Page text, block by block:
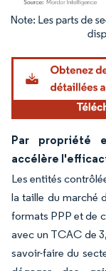
Image © Mordor
Par propriété
accélère
Les entités
la taille du marché
formats PPP et de
avec un TCAC de
savoir-faire du